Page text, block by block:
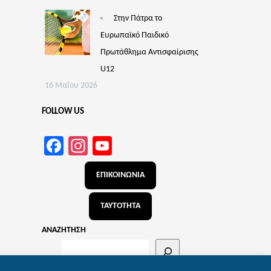
Στην Πάτρα το
Ευρωπαϊκό Παιδικό
Πρωτάθλημα Αντισφαίρισης
U12
16 Μαΐου 2026
FOLLOW US
Facebook
Instagram
Channel
ΕΠΙΚΟΙΝΩΝΙΑ
ΤΑΥΤΟΤΗΤΑ
ΑΝΑΖΗΤΗΣΗ